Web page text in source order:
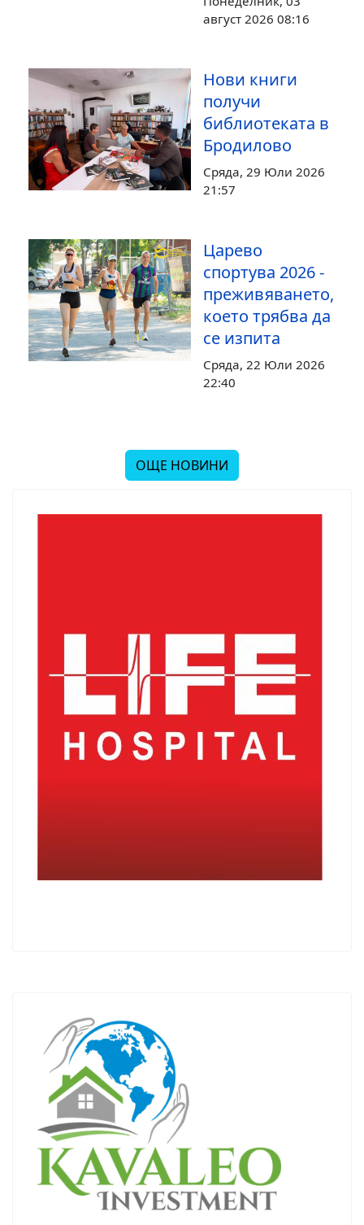
август 2026 08:16
Нови книги
получи
библиотеката в
Бродилово
Сряда, 29 Юли 2026
21:57
Царево
спортува 2026 -
преживяването,
което трябва да
се изпита
Сряда, 22 Юли 2026
22:40
ОЩЕ НОВИНИ